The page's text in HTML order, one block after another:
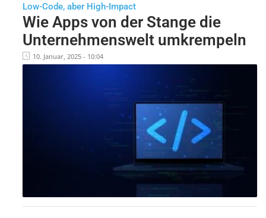
Low-Code, aber High-Impact
Wie Apps von der Stange die
Unternehmenswelt umkrempeln
10. Januar, 2025 - 10:04